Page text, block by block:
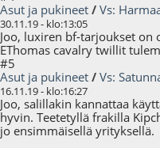
Asut ja pukineet / Vs:
30.11.19 - klo:13:05
Joo, luxiren bf-tarjoukset on
EThomas cavalry twillit
#5
Asut ja pukineet / Vs:
16.11.19 - klo:16:27
Joo, salillakin kannattaa
hyvin. Teetetyllä frakilla
jo ensimmäisellä yrityksellä.